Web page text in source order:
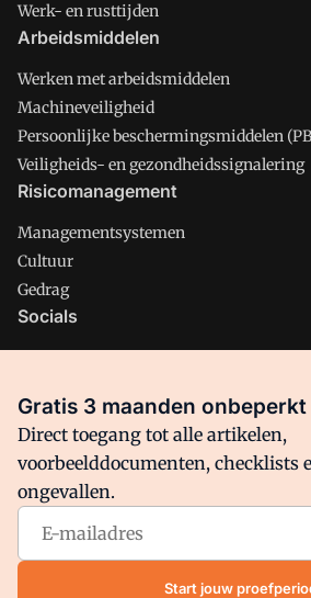
Werk- en rusttijden
Arbeidsmiddelen
Werken met arbeidsmiddelen
Machineveiligheid
Persoonlijke beschermingsmiddelen
Veiligheids- en gezondheidssignalering
Risicomanagement
Managementsystemen
Cultuur
Gedrag
Socials
Facebook
Arbo is onderdeel van VMN media.
VMN media voor staat. Op gebruik van
volgende regelingen van toepassing:
Privacy en Cookie beleid|Privacy
Gratis 3 maanden onbeperkt
Direct toegang tot alle artikelen,
voorbeelddocumenten, checklists
ongevallen.
Start jouw